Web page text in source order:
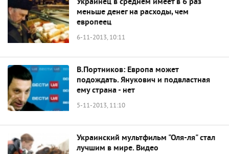
Украинец в среднем имеет в 6 раз
меньше денег на расходы, чем
европеец
6-11-2013, 10:11
В.Портников: Европа может
подождать. Янукович и подвластная
ему страна - нет
5-11-2013, 11:10
Украинский мультфильм "Оля-ля" стал
лучшим в мире. Видео